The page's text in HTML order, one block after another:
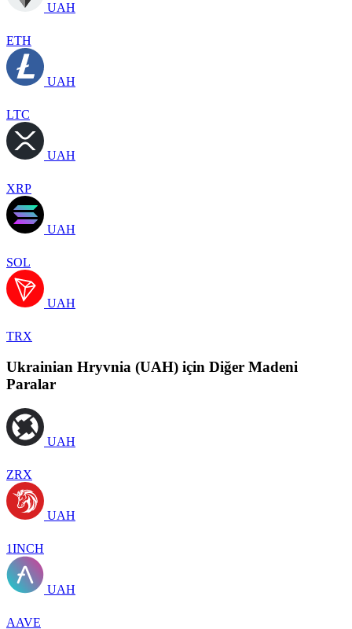
UAH
ETH
UAH
LTC
UAH
XRP
UAH
SOL
UAH
TRX
Ukrainian Hryvnia (UAH) için Diğer Madeni
Paralar
UAH
ZRX
UAH
1INCH
UAH
AAVE